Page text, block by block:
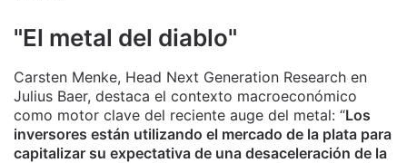
"El metal del diablo"
Carsten Menke, Head Next Generation Research en
Julius Baer, destaca el contexto macroeconómico
como motor clave del reciente auge del metal: “Los
inversores están utilizando el mercado de la plata para
capitalizar su expectativa de una desaceleración de la